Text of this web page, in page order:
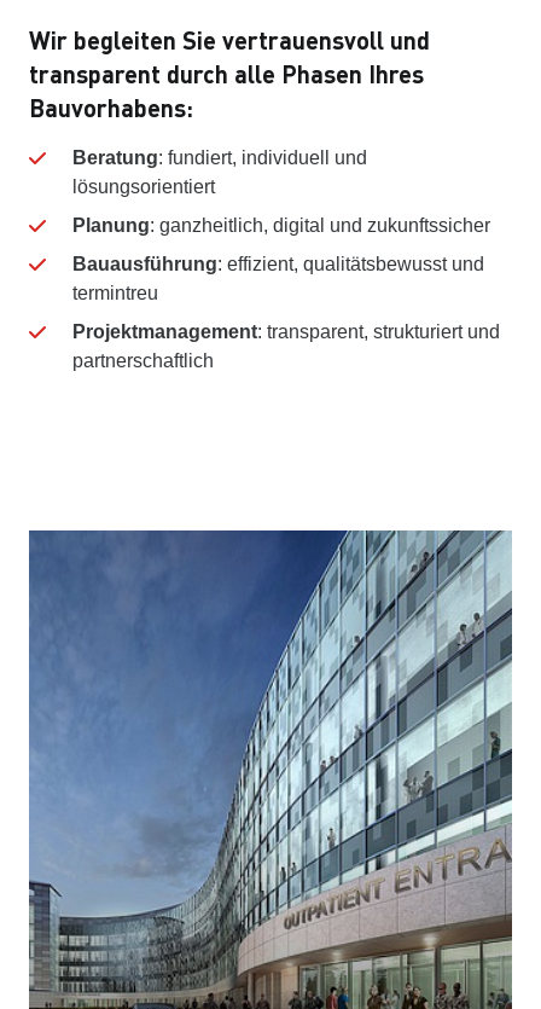
Wir begleiten Sie vertrauensvoll und
transparent durch alle Phasen Ihres
Bauvorhabens:
Beratung: fundiert, individuell und
lösungsorientiert
Planung: ganzheitlich, digital und zukunftssicher
Bauausführung: effizient, qualitätsbewusst und
termintreu
Projektmanagement: transparent, strukturiert und
partnerschaftlich